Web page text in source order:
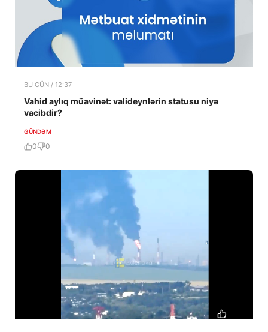
BU GÜN / 12:37
Vahid aylıq müavinət: valideynlərin statusu niyə
vacibdir?
GÜNDƏM
0 0